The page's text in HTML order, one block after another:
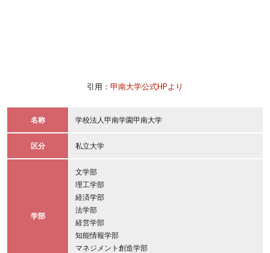
引用： 甲南大学公式HPより
名称 学校法人甲南学園甲南大学
区分 私立大学
学部
文学部
理工学部
経済学部
法学部
経営学部
知能情報学部
マネジメント創造学部